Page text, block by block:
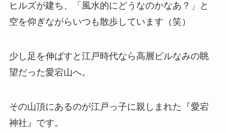
ヒルズが建ち、「風水的にどうなのかなあ？」と
空を仰ぎながらいつも散歩しています（笑）
少し足を伸ばすと江戸時代なら高層ビルなみの眺
望だった愛宕山へ。
その山頂にあるのが江戸っ子に親しまれた『愛宕
神社』です。